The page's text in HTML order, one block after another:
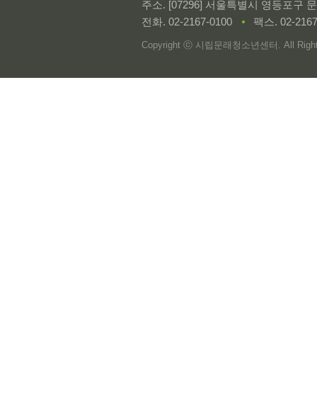
주소. [07296] 서울특별시 영등포구
전화. 02-2167-0100 팩스. 02-
Copyright ⓒ 시립문래청소년센터. All